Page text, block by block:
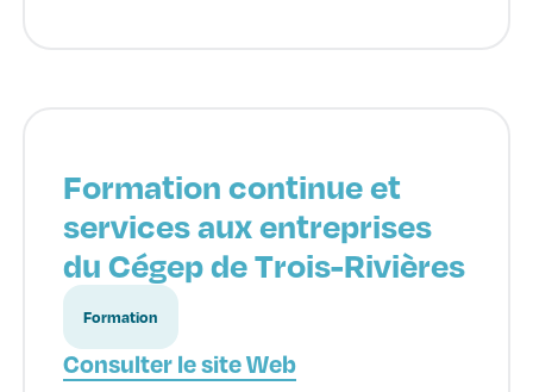
Formation continue et
services aux entreprises
du Cégep de Trois-Rivières
Formation
Consulter le site Web